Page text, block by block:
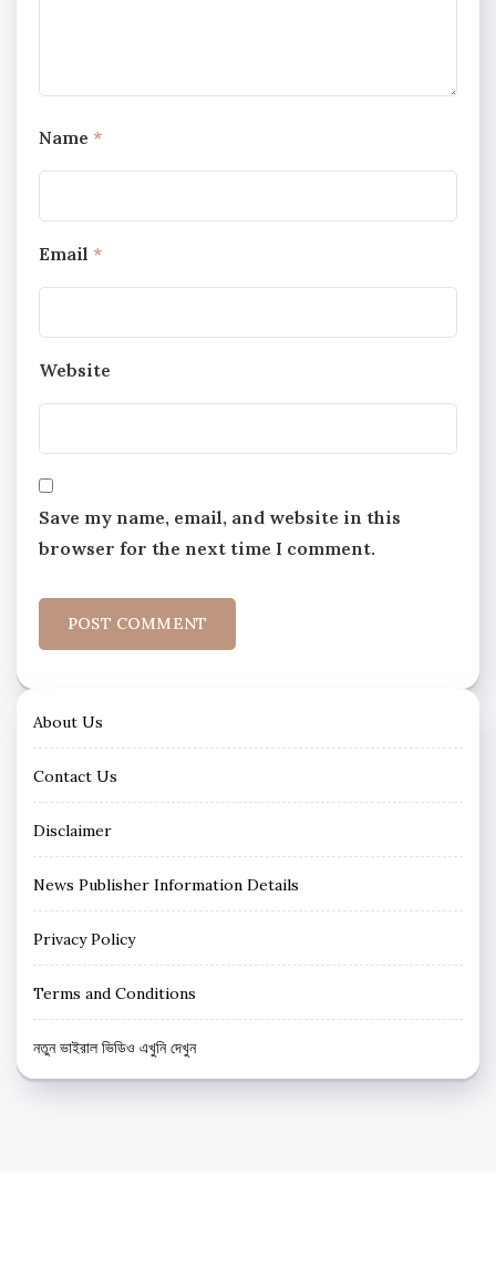
Name *
Email *
Website
Save my name, email, and website in this
browser for the next time I comment.
About Us
Contact Us
Disclaimer
News Publisher Information Details
Privacy Policy
Terms and Conditions
নতুন ভাইরাল ভিডিও এখুনি দেখুন